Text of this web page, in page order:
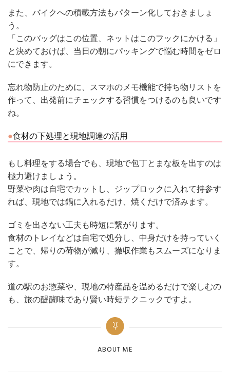
また、バイクへの積載方法もパターン化しておきましょ
う。
「このバッグはこの位置、ネットはこのフックにかける」
と決めておけば、当日の朝にパッキングで悩む時間をゼロ
にできます。
忘れ物防止のために、スマホのメモ機能で持ち物リストを
作って、出発前にチェックする習慣をつけるのも良いです
ね。
食材の下処理と現地調達の活用
もし料理をする場合でも、現地で包丁とまな板を出すのは
極力避けましょう。
野菜や肉は自宅でカットし、ジップロックに入れて持参す
れば、現地では鍋に入れるだけ、焼くだけで済みます。
ゴミを出さない工夫も時短に繋がります。
食材のトレイなどは自宅で処分し、中身だけを持っていく
ことで、帰りの荷物が減り、撤収作業もスムーズになりま
す。
道の駅のお惣菜や、現地の特産品を温めるだけで楽しむの
も、旅の醍醐味であり賢い時短テクニックですよ。
Categories
ABOUT ME